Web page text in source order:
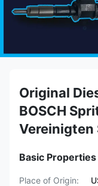
Original
BOSCH
Vereinigten
Basic Properties
Place of Origin: